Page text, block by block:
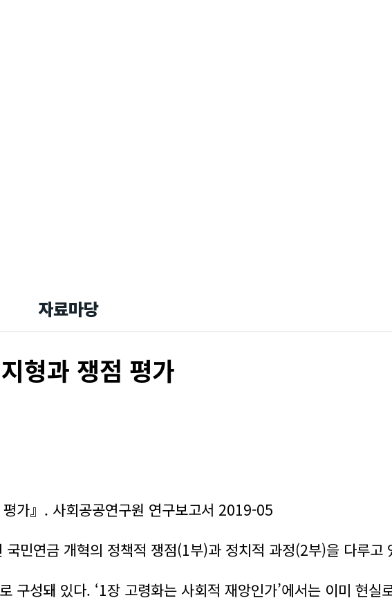
자료마당
형과 쟁점 평가
가』. 사회공공연구원 연구보고서 2019-05
민연금 개혁의 정책적 쟁점(1부)과 정치적 과정(2부)을 다루고
구성돼 있다. ‘1장 고령화는 사회적 재앙인가’에서는 이미 현실